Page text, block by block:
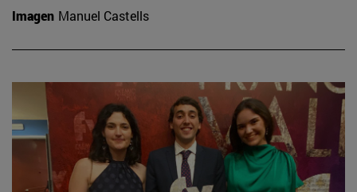
Imagen Manuel Castells